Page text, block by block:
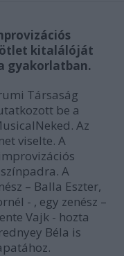
ötlet kitalálóját
gyakorlatban.
Társaság
be a
Az
viselte. A
A
– Balla Eszter,
- , egy zenész –
Vajk - hozta
Béla is